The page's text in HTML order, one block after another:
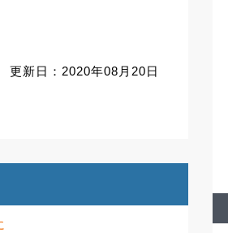
更新日：2020年08月20日